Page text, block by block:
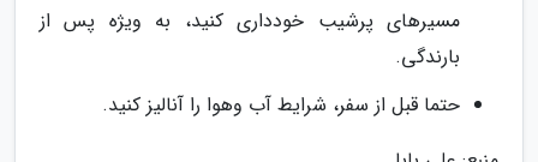
مسیرهای پرشیب خودداری کنید، به ویژه پس از
بارندگی.
حتما قبل از سفر، شرایط آب وهوا را آنالیز کنید.